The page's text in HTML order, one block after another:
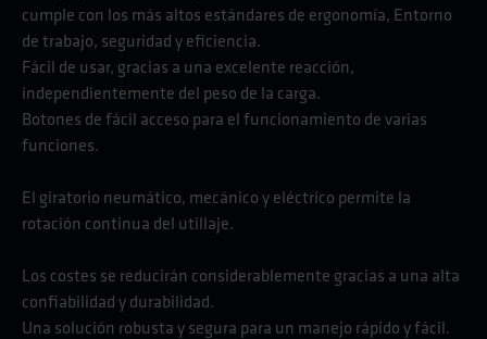
cumple con los más altos estándares de ergonomía, Entorno
de trabajo, seguridad y eficiencia.
Fácil de usar, gracias a una excelente reacción,
independientemente del peso de la carga.
Botones de fácil acceso para el funcionamiento de varias
funciones.
El giratorio neumático, mecánico y eléctrico permite la
rotación continua del utillaje.
Los costes se reducirán considerablemente gracias a una alta
confiabilidad y durabilidad.
Una solución robusta y segura para un manejo rápido y fácil.